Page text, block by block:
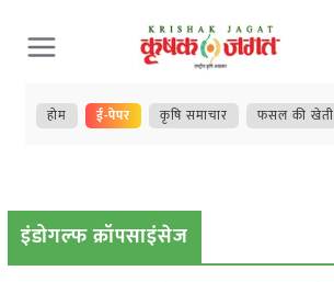
Skip
to
content
होम ई-पेपर कृषि समाचार फसल की खेती
इंडोगल्फ क्रॉपसाइंसेज